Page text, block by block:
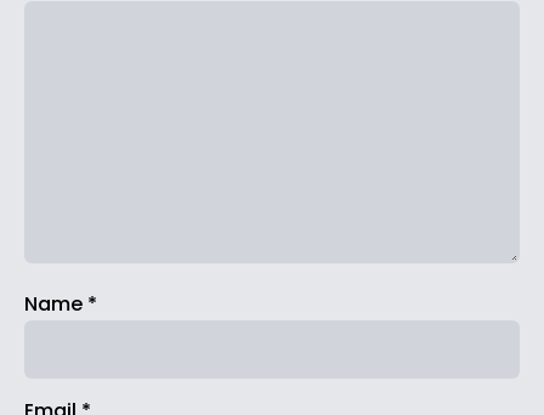
Name *